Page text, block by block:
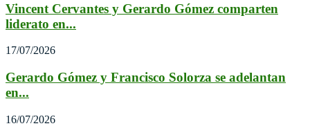
Vincent Cervantes y Gerardo Gómez comparten
liderato en...
17/07/2026
Gerardo Gómez y Francisco Solorza se adelantan
en...
16/07/2026